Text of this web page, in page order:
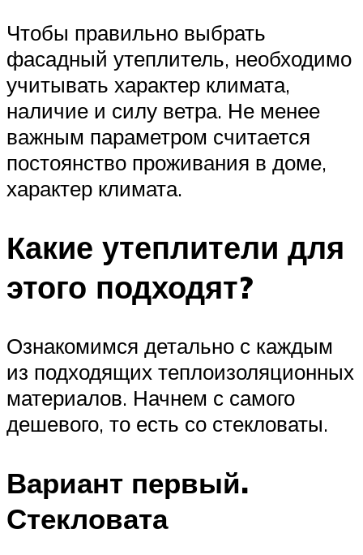
Чтобы правильно выбрать
фасадный утеплитель, необходимо
учитывать характер климата,
наличие и силу ветра. Не менее
важным параметром считается
постоянство проживания в доме,
характер климата.
Какие утеплители для
этого подходят?
Ознакомимся детально с каждым
из подходящих теплоизоляционных
материалов. Начнем с самого
дешевого, то есть со стекловаты.
Вариант первый.
Стекловата